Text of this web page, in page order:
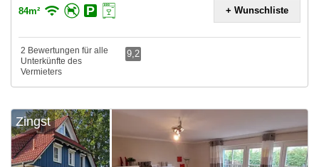
84m² + Wunschliste
2 Bewertungen für alle
Unterkünfte des
Vermieters
9,2
Zingst